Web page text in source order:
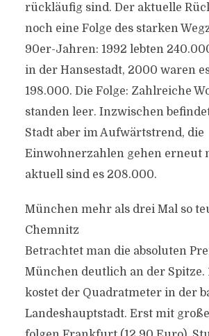
rückläufig sind. Der aktuelle
noch eine Folge des starken
90er-Jahren: 1992 lebten
in der Hansestadt, 2000 waren
198.000. Die Folge: Zahlreiche
standen leer. Inzwischen
Stadt aber im Aufwärtstrend, die
Einwohnerzahlen gehen erneut
aktuell sind es 208.000.
München mehr als drei Mal so
Chemnitz
Betrachtet man die absoluten
München deutlich an der Spitze.
kostet der Quadratmeter in der
Landeshauptstadt. Erst mit